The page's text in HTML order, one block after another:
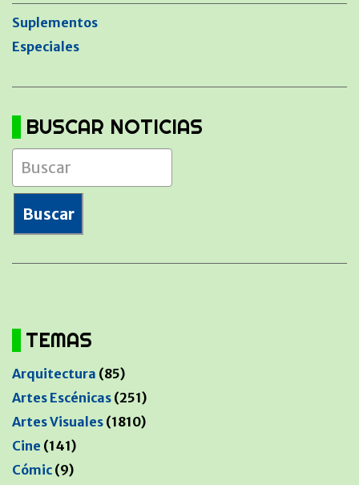
Suplementos
Especiales
BUSCAR NOTICIAS
TEMAS
Arquitectura (85)
Artes Escénicas (251)
Artes Visuales (1810)
Cine (141)
Cómic (9)